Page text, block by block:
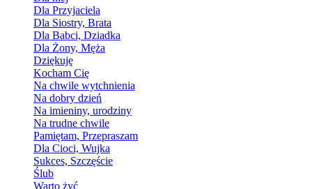
Dla Przyjaciela
Dla Siostry, Brata
Dla Babci, Dziadka
Dla Żony, Męża
Dziękuję
Kocham Cię
Na chwile wytchnienia
Na dobry dzień
Na imieniny, urodziny
Na trudne chwile
Pamiętam, Przepraszam
Dla Cioci, Wujka
Sukces, Szczęście
Ślub
Warto żyć